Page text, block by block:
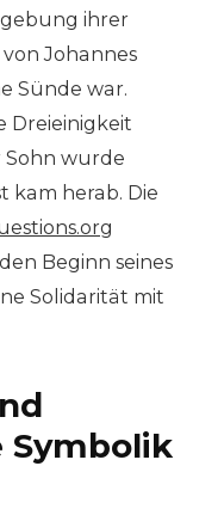
ihrer
Johannes
Sünde war.
Dreieinigkeit
Sohn wurde
kam herab. Die
Beginn seines
Solidarität mit
Symbolik